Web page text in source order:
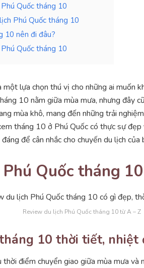
Quốc tháng 10
Phú Quốc tháng 10
10 nên đi đâu?
Quốc tháng 10
một lựa chọn thú vị cho những ai muốn
10 nằm giữa mùa mưa, nhưng đây
mùa khô, mang đến những trải
tháng 10 ở Phú Quốc có thực sự
để cân nhắc cho chuyến du lịch của
Quốc tháng
Review du lịch Phú Quốc tháng 10 từ A – Z
10 thời tiết, nhiệt
điểm chuyển giao giữa mùa mưa